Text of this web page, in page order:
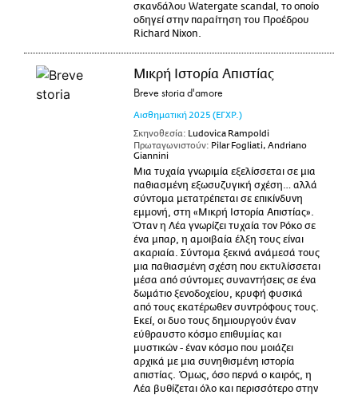
σκανδάλου Watergate scandal, το οποίο
οδηγεί στην παραίτηση του Προέδρου
Richard Nixon.
Μικρή Ιστορία Απιστίας
Breve storia d'amore
Αισθηματική 2025 (ΕΓΧΡ.)
Σκηνοθεσία: Ludovica Rampoldi
Πρωταγωνιστούν: Pilar Fogliati, Andriano
Giannini
Μια τυχαία γνωριμία εξελίσσεται σε μια
παθιασμένη εξωσυζυγική σχέση… αλλά
σύντομα μετατρέπεται σε επικίνδυνη
εμμονή, στη «Μικρή Ιστορία Απιστίας».
Όταν η Λέα γνωρίζει τυχαία τον Ρόκο σε
ένα μπαρ, η αμοιβαία έλξη τους είναι
ακαριαία. Σύντομα ξεκινά ανάμεσά τους
μια παθιασμένη σχέση που εκτυλίσσεται
μέσα από σύντομες συναντήσεις σε ένα
δωμάτιο ξενοδοχείου, κρυφή φυσικά
από τους εκατέρωθεν συντρόφους τους.
Εκεί, οι δυο τους δημιουργούν έναν
εύθραυστο κόσμο επιθυμίας και
μυστικών - έναν κόσμο που μοιάζει
αρχικά με μια συνηθισμένη ιστορία
απιστίας. Όμως, όσο περνά ο καιρός, η
Λέα βυθίζεται όλο και περισσότερο στην